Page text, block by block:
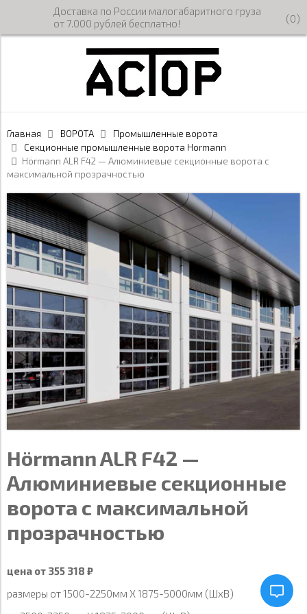
Доставка по России малогабаритного груза
от 7.000 рублей бесплатно!
(0)
Главная ВОРОТА
Промышленные ворота
Секционные промышленные ворота Hormann
Hörmann ALR F42 — Алюминиевые секционные ворота с
максимальной прозрачностью
Hörmann ALR F42 —
Алюминиевые секционные
ворота с максимальной
прозрачностью
цена от 355 318 ₽
размеры от 1500-2250мм Х 1875-5000мм (ШхВ)